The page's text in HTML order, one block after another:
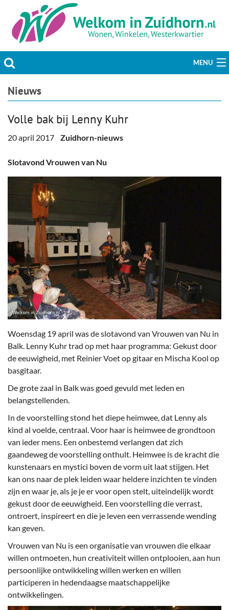
MENU
Actueel
Welzijn & Maatschappij
Bedrijven
Prikbord & Aanbiedingen
Plaats bericht
Nieuws
Volle bak bij Lenny Kuhr
20 april 2017 Zuidhorn-nieuws
Slotavond Vrouwen van Nu
Woensdag 19 april was de slotavond van Vrouwen van Nu in
Balk. Lenny Kuhr trad op met haar programma: Gekust door
de eeuwigheid, met Reinier Voet op gitaar en Mischa Kool op
basgitaar.
De grote zaal in Balk was goed gevuld met leden en
belangstellenden.
In de voorstelling stond het diepe heimwee, dat Lenny als
kind al voelde, centraal. Voor haar is heimwee de grondtoon
van ieder mens. Een onbestemd verlangen dat zich
gaandeweg de voorstelling onthult. Heimwee is de kracht die
kunstenaars en mystici boven de vorm uit laat stijgen. Het
kan ons naar de plek leiden waar heldere inzichten te vinden
zijn en waar je, als je je er voor open stelt, uiteindelijk wordt
gekust door de eeuwigheid. Een voorstelling die verrast,
ontroert, inspireert en die je leven een verrassende wending
kan geven.
Vrouwen van Nu is een organisatie van vrouwen die elkaar
willen ontmoeten, hun creativiteit willen ontplooien, aan hun
persoonlijke ontwikkeling willen werken en willen
participeren in hedendaagse maatschappelijke
ontwikkelingen.